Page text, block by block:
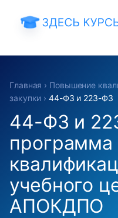
Главная › Повышение
закупки ›44-ФЗ и 223-ФЗ
44-ФЗ и
учебного
АПОКДПО